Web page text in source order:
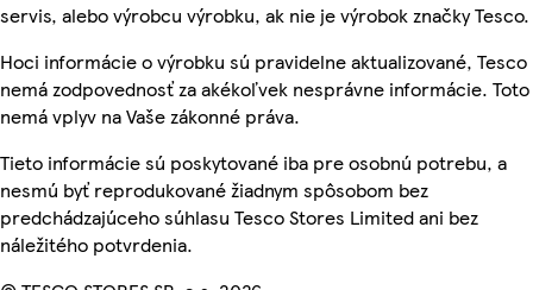
servis, alebo výrobcu výrobku, ak nie je výrobok značky Tesco.
Hoci informácie o výrobku sú pravidelne aktualizované, Tesco
nemá zodpovednosť za akékoľvek nesprávne informácie. Toto
nemá vplyv na Vaše zákonné práva.
Tieto informácie sú poskytované iba pre osobnú potrebu, a
nesmú byť reprodukované žiadnym spôsobom bez
predchádzajúceho súhlasu Tesco Stores Limited ani bez
náležitého potvrdenia.